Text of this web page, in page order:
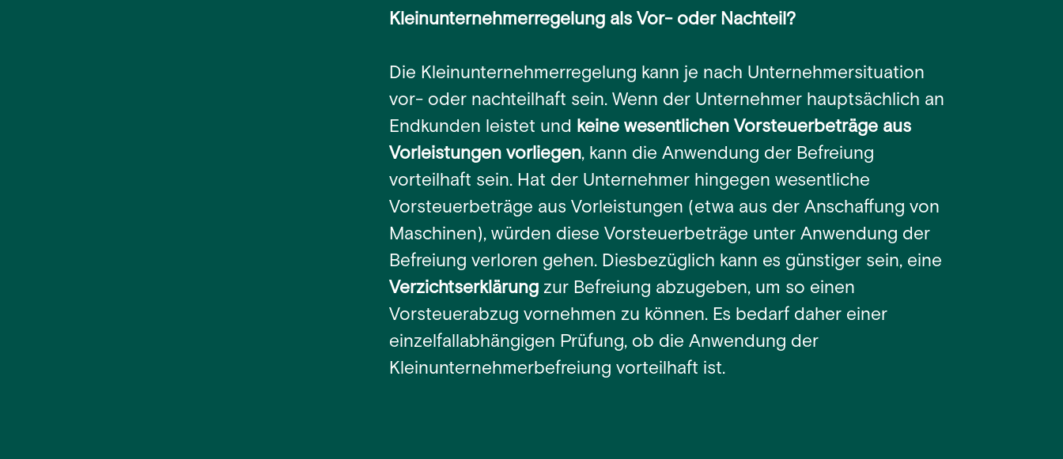
Kleinunternehmerregelung als Vor- oder Nachteil?
Die Kleinunternehmerregelung kann je nach Unternehmersituation
vor- oder nachteilhaft sein. Wenn der Unternehmer hauptsächlich an
Endkunden leistet und keine wesentlichen Vorsteuerbeträge aus
Vorleistungen vorliegen, kann die Anwendung der Befreiung
vorteilhaft sein. Hat der Unternehmer hingegen wesentliche
Vorsteuerbeträge aus Vorleistungen (etwa aus der Anschaffung von
Maschinen), würden diese Vorsteuerbeträge unter Anwendung der
Befreiung verloren gehen. Diesbezüglich kann es günstiger sein, eine
Verzichtserklärung zur Befreiung abzugeben, um so einen
Vorsteuerabzug vornehmen zu können. Es bedarf daher einer
einzelfallabhängigen Prüfung, ob die Anwendung der
Kleinunternehmerbefreiung vorteilhaft ist.